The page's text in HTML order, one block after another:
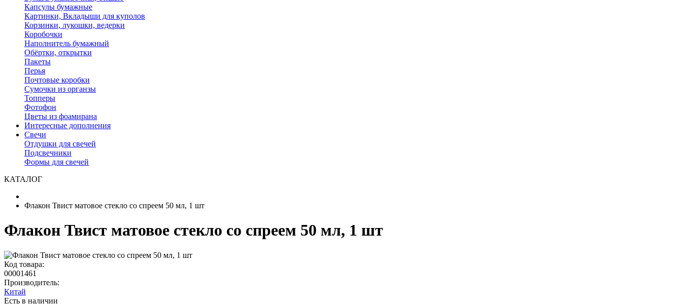
Капсулы бумажные
Картинки, Вкладыши для куполов
Корзинки, лукошки, ведерки
Коробочки
Наполнитель бумажный
Обёртки, открытки
Пакеты
Перья
Почтовые коробки
Сумочки из органзы
Топперы
Фотофон
Цветы из фоамирана
Интересные дополнения
Свечи
Отдушки для свечей
Подсвечники
Формы для свечей
КАТАЛОГ
Флакон Твист матовое стекло со спреем 50 мл, 1 шт
Флакон Твист матовое стекло со спреем 50 мл, 1 шт
Код товара:
00001461
Производитель:
Китай
Есть в наличии